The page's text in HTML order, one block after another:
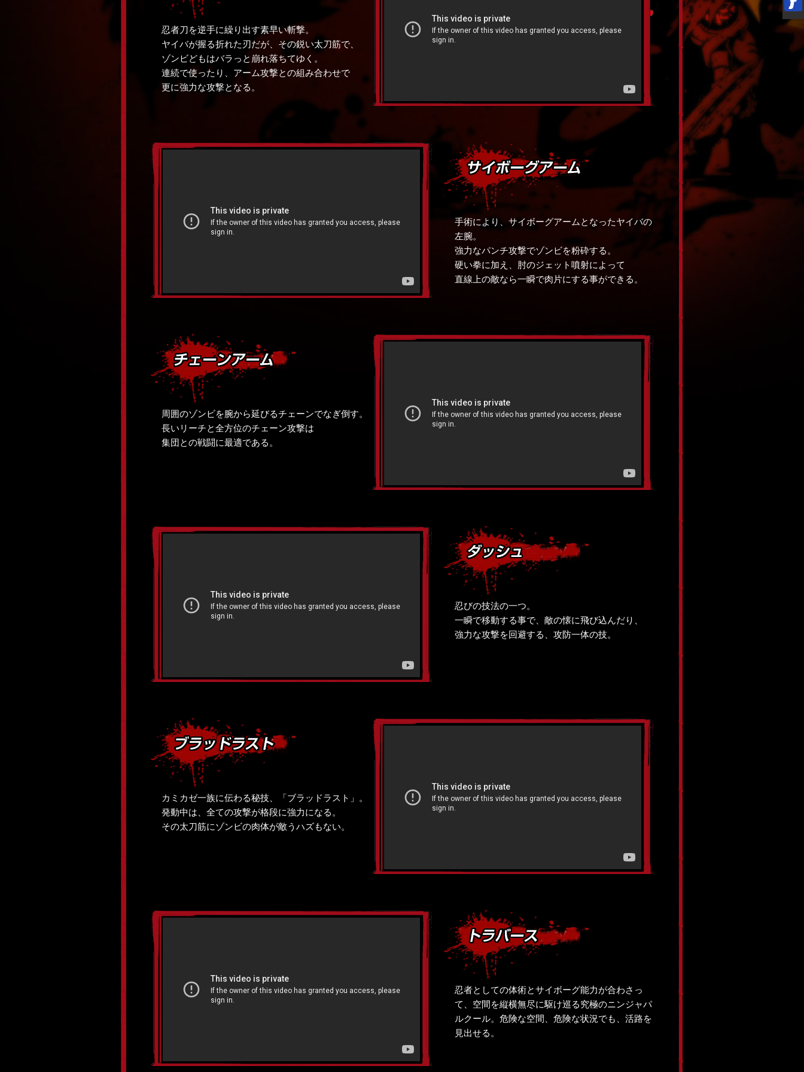
忍者刀を逆手に繰り出す素早い斬撃。
ヤイバが握る折れた刃だが、その鋭い太刀筋で、
ゾンビどもはバラっと崩れ落ちてゆく。
連続で使ったり、アーム攻撃との組み合わせで
更に強力な攻撃となる。
手術により、サイボーグアームとなったヤイバの
左腕。
強力なパンチ攻撃でゾンビを粉砕する。
硬い拳に加え、肘のジェット噴射によって
直線上の敵なら一瞬で肉片にする事ができる。
周囲のゾンビを腕から延びるチェーンでなぎ倒す。
長いリーチと全方位のチェーン攻撃は
集団との戦闘に最適である。
忍びの技法の一つ。
一瞬で移動する事で、敵の懐に飛び込んだり、
強力な攻撃を回避する、攻防一体の技。
カミカゼ一族に伝わる秘技、「ブラッドラスト」。
発動中は、全ての攻撃が格段に強力になる。
その太刀筋にゾンビの肉体が敵うハズもない。
忍者としての体術とサイボーグ能力が合わさっ
て、空間を縦横無尽に駆け巡る究極のニンジャパ
ルクール。危険な空間、危険な状況でも、活路を
見出せる。